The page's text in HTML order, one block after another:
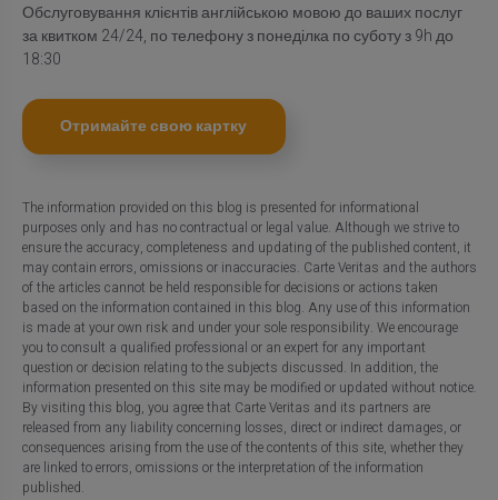
Обслуговування клієнтів англійською мовою до ваших послуг
за квитком 24/24, по телефону з понеділка по суботу з 9h до
18:30
Отримайте свою картку
The information provided on this blog is presented for informational
purposes only and has no contractual or legal value. Although we strive to
ensure the accuracy, completeness and updating of the published content, it
may contain errors, omissions or inaccuracies. Carte Veritas and the authors
of the articles cannot be held responsible for decisions or actions taken
based on the information contained in this blog. Any use of this information
is made at your own risk and under your sole responsibility. We encourage
you to consult a qualified professional or an expert for any important
question or decision relating to the subjects discussed. In addition, the
information presented on this site may be modified or updated without notice.
By visiting this blog, you agree that Carte Veritas and its partners are
released from any liability concerning losses, direct or indirect damages, or
consequences arising from the use of the contents of this site, whether they
are linked to errors, omissions or the interpretation of the information
published.